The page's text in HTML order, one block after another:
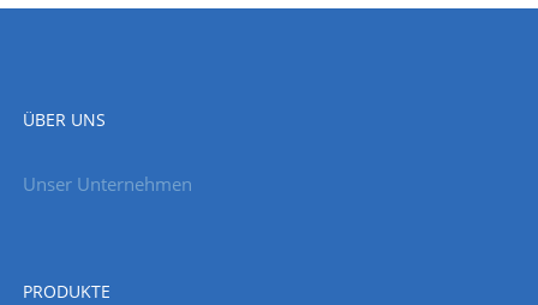
ÜBER UNS
Unser Unternehmen
PRODUKTE